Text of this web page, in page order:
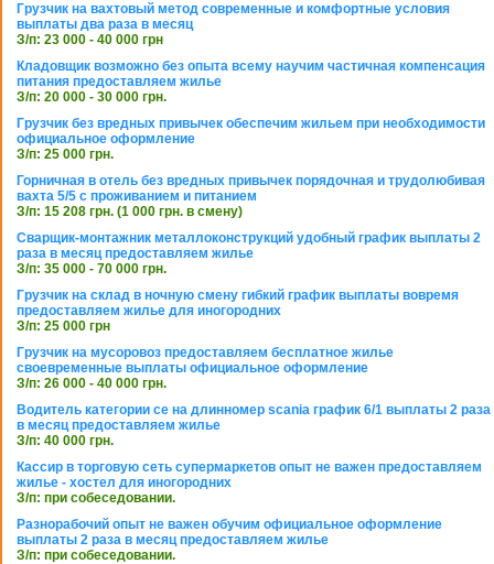
Грузчик на вахтовый метод современные и комфортные условия
выплаты два раза в месяц
З/п: 23 000 - 40 000 грн
Кладовщик возможно без опыта всему научим частичная компенсация
питания предоставляем жилье
З/п: 20 000 - 30 000 грн.
Грузчик без вредных привычек обеспечим жильем при необходимости
официальное оформление
З/п: 25 000 грн.
Горничная в отель без вредных привычек порядочная и трудолюбивая
вахта 5/5 с проживанием и питанием
З/п: 15 208 грн. (1 000 грн. в смену)
Сварщик-монтажник металлоконструкций удобный график выплаты 2
раза в месяц предоставляем жилье
З/п: 35 000 - 70 000 грн.
Грузчик на склад в ночную смену гибкий график выплаты вовремя
предоставляем жилье для иногородних
З/п: 25 000 грн
Грузчик на мусоровоз предоставляем бесплатное жилье
своевременные выплаты официальное оформление
З/п: 26 000 - 40 000 грн.
Водитель категории се на длинномер scania график 6/1 выплаты 2 раза
в месяц предоставляем жилье
З/п: 40 000 грн.
Кассир в торговую сеть супермаркетов опыт не важен предоставляем
жилье - хостел для иногородних
З/п: при собеседовании.
Разнорабочий опыт не важен обучим официальное оформление
выплаты 2 раза в месяц предоставляем жилье
З/п: при собеседовании.